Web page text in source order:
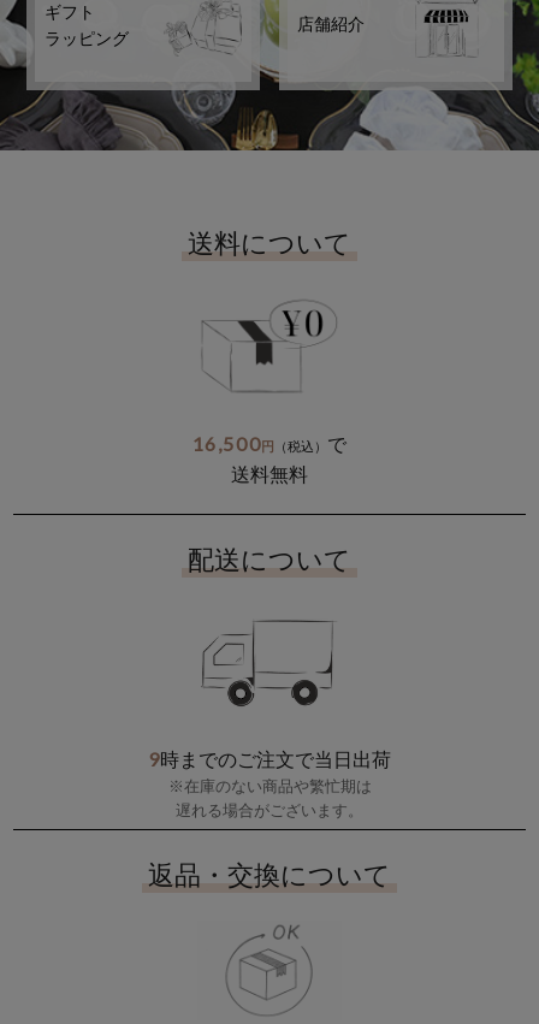
ギフト
ラッピング
店舗紹介
送料について
16,500円 （税込） で
送料無料
配送について
9時までのご注文で当日出荷
※在庫のない商品や繁忙期は
遅れる場合がございます。
返品・交換について